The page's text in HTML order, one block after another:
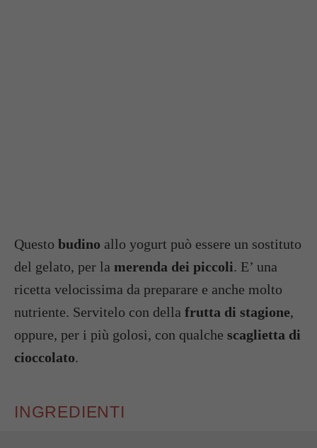
Questo budino allo yogurt può essere un sostituto
del gelato, per la merenda dei piccoli. E’ una
ricetta velocissima da preparare e anche molto
nutriente. Servitelo con della frutta di stagione,
oppure, per i più golosi, con qualche scaglietta di
cioccolato.
INGREDIENTI